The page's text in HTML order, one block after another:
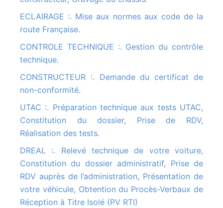
ECLAIRAGE :. Mise aux normes aux code de la
route Française.
CONTROLE TECHNIQUE :. Gestion du contrôle
technique.
CONSTRUCTEUR :. Demande du certificat de
non-conformité.
UTAC :. Préparation technique aux tests UTAC,
Constitution du dossier, Prise de RDV,
Réalisation des tests.
DREAL :. Relevé technique de votre voiture,
Constitution du dossier administratif, Prise de
RDV auprès de l’administration, Présentation de
votre véhicule, Obtention du Procès-Verbaux de
Réception à Titre Isolé (PV RTI)